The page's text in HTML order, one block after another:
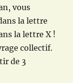
vous
la lettre
la lettre X !
collectif.
de 3